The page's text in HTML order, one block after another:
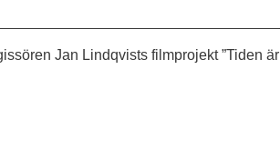
Jan Lindqvists filmprojekt ”Tiden är